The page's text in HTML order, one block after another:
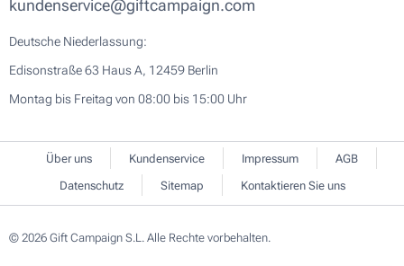
kundenservice@giftcampaign.com
Deutsche Niederlassung:
Edisonstraße 63 Haus A, 12459 Berlin
Montag bis Freitag von 08:00 bis 15:00 Uhr
Über uns Kundenservice Impressum
AGB
Datenschutz
Sitemap Kontaktieren Sie uns
© 2026 Gift Campaign S.L. Alle Rechte vorbehalten.